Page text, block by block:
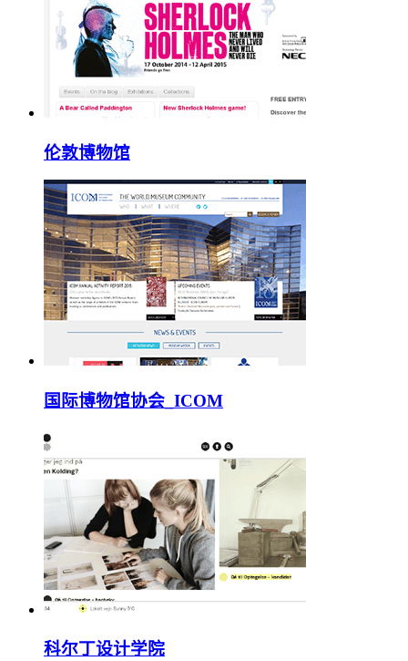
伦敦博物馆
国际博物馆协会_ICOM
科尔丁设计学院